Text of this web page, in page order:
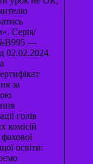
Серія/
—
02.02.2024.
за
голів
комісій
фахової
освіти: